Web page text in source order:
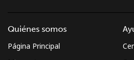
Quiénes somos
Página Principal